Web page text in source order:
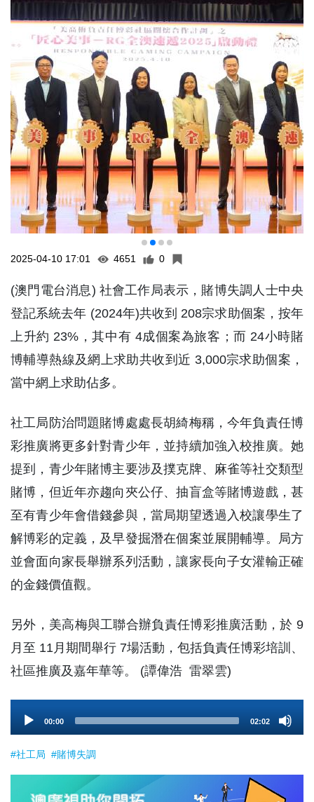
2025-04-10 17:01 4651 0
(澳門電台消息) 社會工作局表示，賭博失調人士中央
登記系統去年 (2024年)共收到 208宗求助個案，按年
上升約 23%，其中有 4成個案為旅客；而 24小時賭
博輔導熱線及網上求助共收到近 3,000宗求助個案，
當中網上求助佔多。
社工局防治問題賭博處處長胡綺梅稱，今年負責任博
彩推廣將更多針對青少年，並持續加強入校推廣。她
提到，青少年賭博主要涉及撲克牌、麻雀等社交類型
賭博，但近年亦趨向夾公仔、抽盲盒等賭博遊戲，甚
至有青少年會借錢參與，當局期望透過入校讓學生了
解博彩的定義，及早發掘潛在個案並展開輔導。局方
並會面向家長舉辦系列活動，讓家長向子女灌輸正確
的金錢價值觀。
另外，美高梅與工聯合辦負責任博彩推廣活動，於 9
月至 11月期間舉行 7場活動，包括負責任博彩培訓、
社區推廣及嘉年華等。 (譚偉浩 雷翠雲)
Player
00:00 02:02
#社工局 #賭博失調